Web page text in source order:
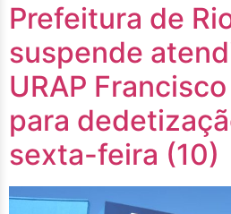
Prefeitura de
suspende
URAP
para
sexta-feira (10)